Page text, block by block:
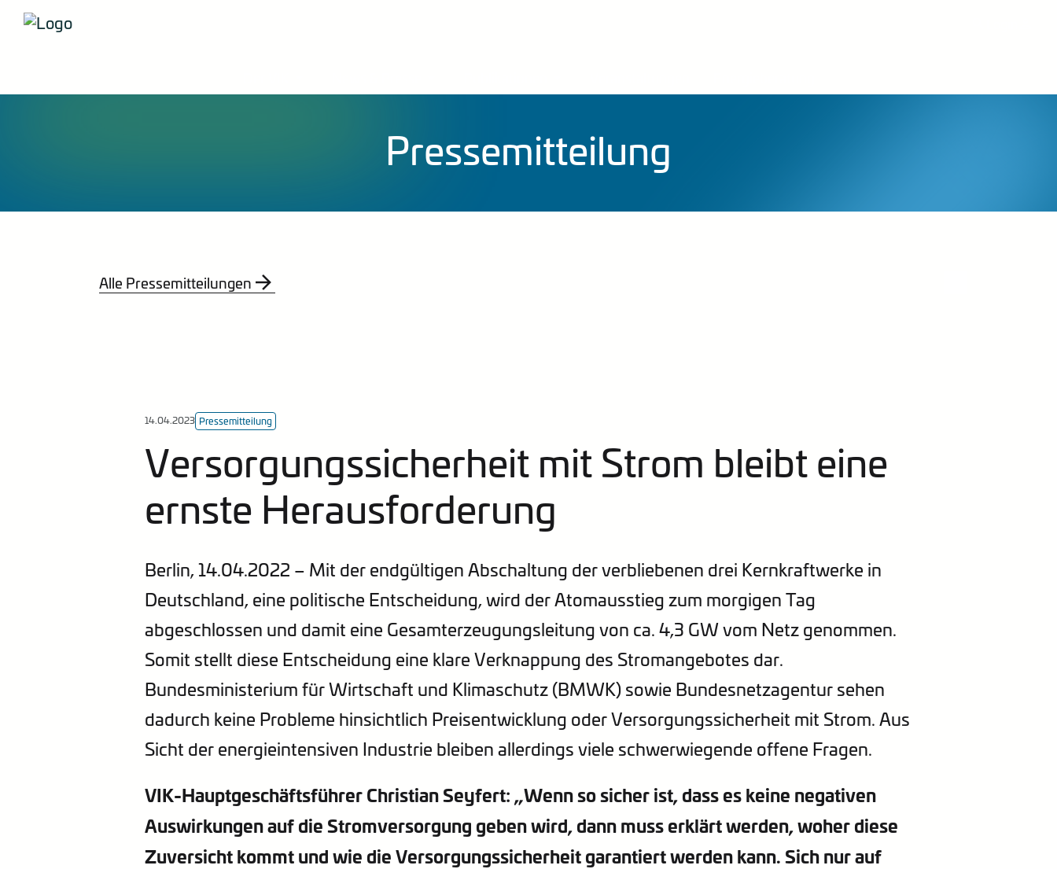
Pressemitteilung
Alle Pressemitteilungen
14.04.2023 Pressemitteilung
Versorgungssicherheit mit Strom bleibt eine
ernste Herausforderung
Berlin, 14.04.2022 – Mit der endgültigen Abschaltung der verbliebenen drei Kernkraftwerke in
Deutschland, eine politische Entscheidung, wird der Atomausstieg zum morgigen Tag
abgeschlossen und damit eine Gesamterzeugungsleitung von ca. 4,3 GW vom Netz genommen.
Somit stellt diese Entscheidung eine klare Verknappung des Stromangebotes dar.
Bundesministerium für Wirtschaft und Klimaschutz (BMWK) sowie Bundesnetzagentur sehen
dadurch keine Probleme hinsichtlich Preisentwicklung oder Versorgungssicherheit mit Strom. Aus
Sicht der energieintensiven Industrie bleiben allerdings viele schwerwiegende offene Fragen.
VIK-Hauptgeschäftsführer Christian Seyfert: „Wenn so sicher ist, dass es keine negativen
Auswirkungen auf die Stromversorgung geben wird, dann muss erklärt werden, woher diese
Zuversicht kommt und wie die Versorgungssicherheit garantiert werden kann. Sich nur auf